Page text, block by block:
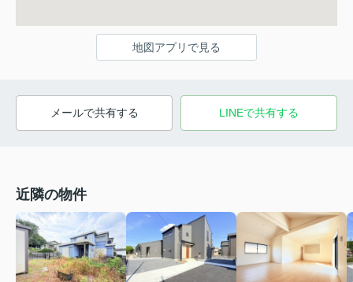
地図アプリで見る
メールで共有する LINEで共有する
近隣の物件